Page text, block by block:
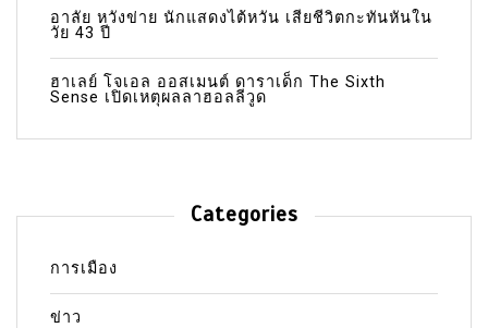
อาลัย หวังข่าย นักแสดงไต้หวัน เสียชีวิตกะทันหันใน
วัย 43 ปี
ฮาเลย์ โจเอล ออสเมนต์ ดาราเด็ก The Sixth
Sense เปิดเหตุผลลาฮอลลีวูด
Categories
การเมือง
ข่าว